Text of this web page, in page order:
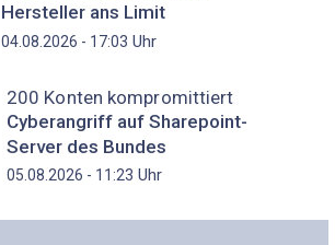
Hersteller ans Limit
04.08.2026 - 17:03 Uhr
200 Konten kompromittiert
Cyberangriff auf Sharepoint-
Server des Bundes
05.08.2026 - 11:23 Uhr